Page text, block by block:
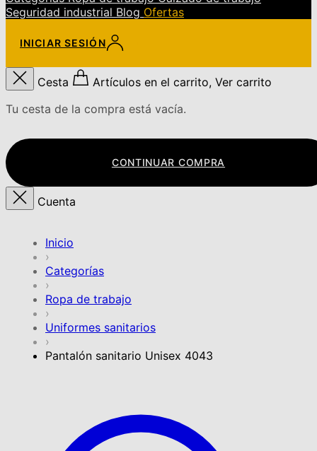
Seguridad industrial Blog Ofertas
INICIAR SESIÓN
Cesta
Artículos en el carrito, Ver carrito
Tu cesta de la compra está vacía.
CONTINUAR COMPRA
Cuenta
Inicio
›
Categorías
›
Ropa de trabajo
›
Uniformes sanitarios
›
Pantalón sanitario Unisex 4043